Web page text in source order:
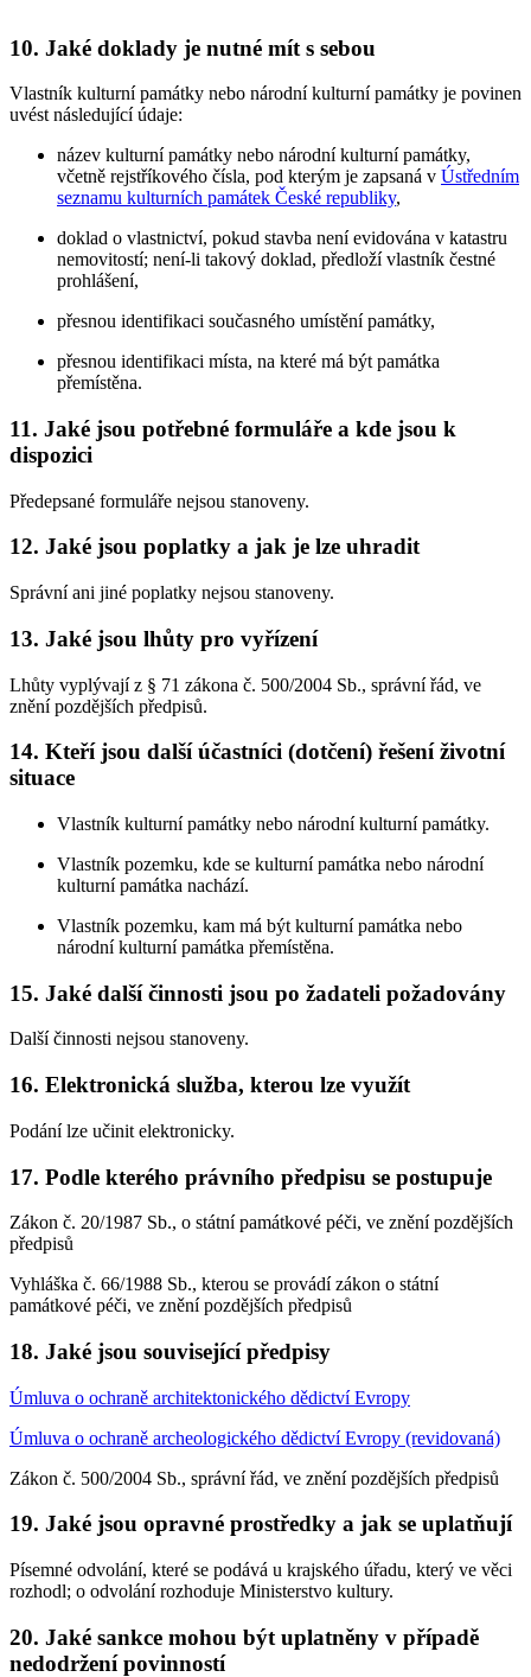
10. Jaké doklady je nutné mít s sebou
Vlastník kulturní památky nebo národní kulturní památky je povinen
uvést následující údaje:
název kulturní památky nebo národní kulturní památky,
včetně rejstříkového čísla, pod kterým je zapsaná v Ústředním
seznamu kulturních památek České republiky,
doklad o vlastnictví, pokud stavba není evidována v katastru
nemovitostí; není-li takový doklad, předloží vlastník čestné
prohlášení,
přesnou identifikaci současného umístění památky,
přesnou identifikaci místa, na které má být památka
přemístěna.
11. Jaké jsou potřebné formuláře a kde jsou k
dispozici
Předepsané formuláře nejsou stanoveny.
12. Jaké jsou poplatky a jak je lze uhradit
Správní ani jiné poplatky nejsou stanoveny.
13. Jaké jsou lhůty pro vyřízení
Lhůty vyplývají z § 71 zákona č. 500/2004 Sb., správní řád, ve
znění pozdějších předpisů.
14. Kteří jsou další účastníci (dotčení) řešení životní
situace
Vlastník kulturní památky nebo národní kulturní památky.
Vlastník pozemku, kde se kulturní památka nebo národní
kulturní památka nachází.
Vlastník pozemku, kam má být kulturní památka nebo
národní kulturní památka přemístěna.
15. Jaké další činnosti jsou po žadateli požadovány
Další činnosti nejsou stanoveny.
16. Elektronická služba, kterou lze využít
Podání lze učinit elektronicky.
17. Podle kterého právního předpisu se postupuje
Zákon č. 20/1987 Sb., o státní památkové péči, ve znění pozdějších
předpisů
Vyhláška č. 66/1988 Sb., kterou se provádí zákon o státní
památkové péči, ve znění pozdějších předpisů
18. Jaké jsou související předpisy
Úmluva o ochraně architektonického dědictví Evropy
Úmluva o ochraně archeologického dědictví Evropy (revidovaná)
Zákon č. 500/2004 Sb., správní řád, ve znění pozdějších předpisů
19. Jaké jsou opravné prostředky a jak se uplatňují
Písemné odvolání, které se podává u krajského úřadu, který ve věci
rozhodl; o odvolání rozhoduje Ministerstvo kultury.
20. Jaké sankce mohou být uplatněny v případě
nedodržení povinností